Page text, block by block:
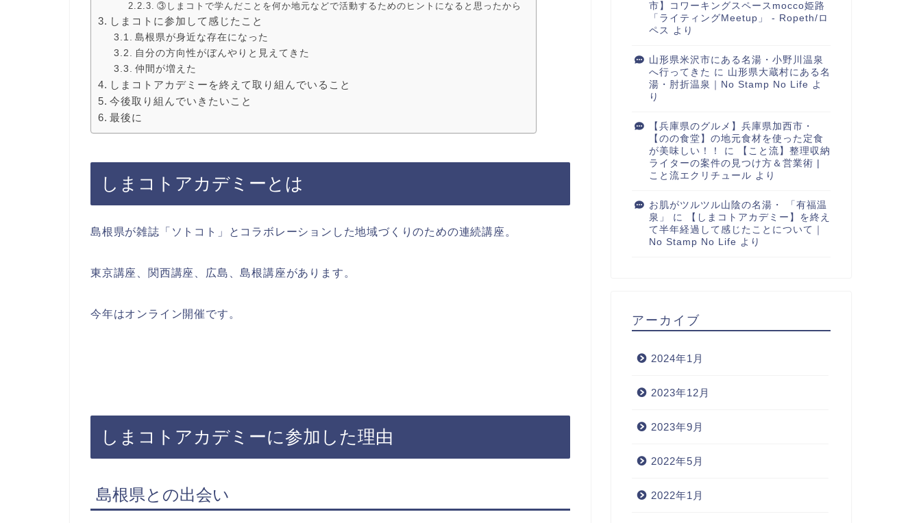
③しまコトで学んだことを何か地元などで活動するためのヒントになると思ったから
しまコトに参加して感じたこと
島根県が身近な存在になった
自分の方向性がぼんやりと見えてきた
仲間が増えた
しまコトアカデミーを終えて取り組んでいること
今後取り組んでいきたいこと
最後に
しまコトアカデミーとは
島根県が雑誌「ソトコト」とコラボレーションした地域づくりのための連続講座。
東京講座、関西講座、広島、島根講座があります。
今年はオンライン開催です。
しまコトアカデミーに参加した理由
島根県との出会い
市】コワーキングスペースmocco姫路
「ライティングMeetup」 - Ropeth/ロ
ペス より
山形県米沢市にある名湯・小野川温泉
へ行ってきた に 山形県大蔵村にある名
湯・肘折温泉｜No Stamp No Life よ
り
【兵庫県のグルメ】兵庫県加西市・
【のの食堂】の地元食材を使った定食
が美味しい！！
に
【こと流】整理収納
ライターの案件の見つけ方＆営業術 |
こと流エクリチュール より
お肌がツルツル山陰の名湯・ 「有福温
泉」
に
【しまコトアカデミー】を終え
て半年経過して感じたことについて｜
No Stamp No Life より
アーカイブ
2024年1月
2023年12月
2023年9月
2022年5月
2022年1月